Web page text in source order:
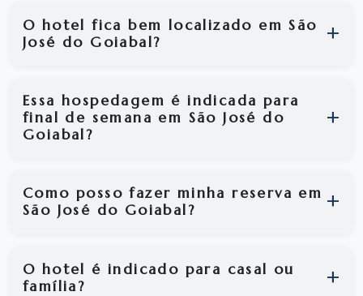
O hotel fica bem localizado em São
José do Goiabal?
Essa hospedagem é indicada para
final de semana em São José do
Goiabal?
Como posso fazer minha reserva em
São José do Goiabal?
O hotel é indicado para casal ou
família?